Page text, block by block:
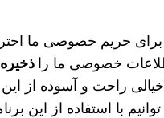
حریم خصوصی ما
خصوصی ما را
خیالی راحت و آسوده از
با استفاده از این